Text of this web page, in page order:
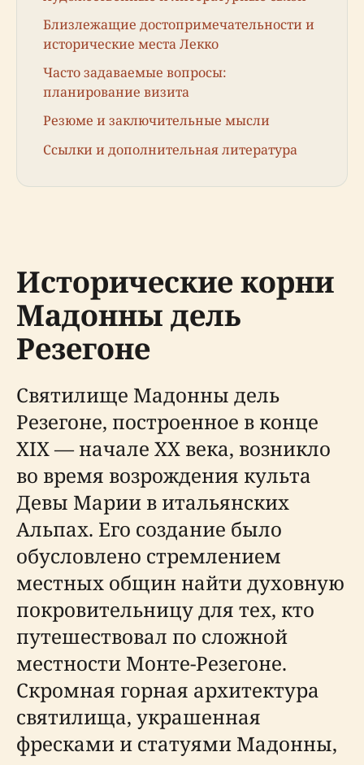
Близлежащие достопримечательности и
исторические места Лекко
Часто задаваемые вопросы:
планирование визита
Резюме и заключительные мысли
Ссылки и дополнительная литература
Исторические корни
Мадонны дель
Резегоне
Святилище Мадонны дель
Резегоне, построенное в конце
XIX — начале XX века, возникло
во время возрождения культа
Девы Марии в итальянских
Альпах. Его создание было
обусловлено стремлением
местных общин найти духовную
покровительницу для тех, кто
путешествовал по сложной
местности Монте-Резегоне.
Скромная горная архитектура
святилища, украшенная
фресками и статуями Мадонны,